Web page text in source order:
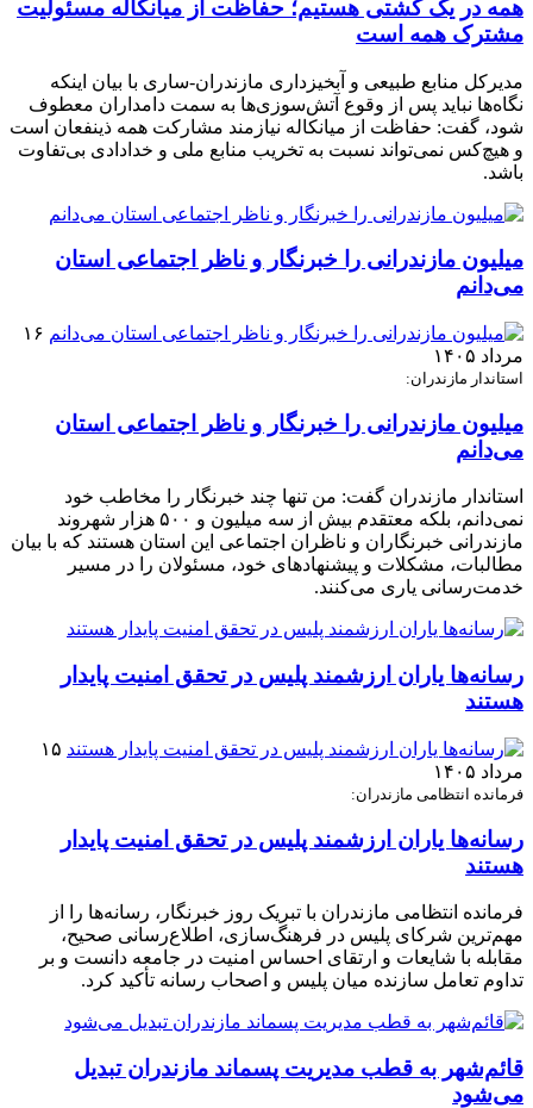
همه در یک کشتی هستیم؛ حفاظت از میانکاله مسئولیت
مشترک همه است
مدیرکل منابع طبیعی و آبخیزداری مازندران-ساری با بیان اینکه
نگاه‌ها نباید پس از وقوع آتش‌سوزی‌ها به سمت دامداران معطوف
شود، گفت: حفاظت از میانکاله نیازمند مشارکت همه ذینفعان است
و هیچ‌کس نمی‌تواند نسبت به تخریب منابع ملی و خدادادی بی‌تفاوت
باشد.
میلیون مازندرانی را خبرنگار و ناظر اجتماعی استان
می‌دانم
۱۶
مرداد ۱۴۰۵
استاندار مازندران:
میلیون مازندرانی را خبرنگار و ناظر اجتماعی استان
می‌دانم
استاندار مازندران گفت: من تنها چند خبرنگار را مخاطب خود
نمی‌دانم، بلکه معتقدم بیش از سه میلیون و ۵۰۰ هزار شهروند
مازندرانی خبرنگاران و ناظران اجتماعی این استان هستند که با بیان
مطالبات، مشکلات و پیشنهادهای خود، مسئولان را در مسیر
خدمت‌رسانی یاری می‌کنند.
رسانه‌ها یاران ارزشمند پلیس در تحقق امنیت پایدار
هستند
۱۵
مرداد ۱۴۰۵
فرمانده انتظامی مازندران:
رسانه‌ها یاران ارزشمند پلیس در تحقق امنیت پایدار
هستند
فرمانده انتظامی مازندران با تبریک روز خبرنگار، رسانه‌ها را از
مهم‌ترین شرکای پلیس در فرهنگ‌سازی، اطلاع‌رسانی صحیح،
مقابله با شایعات و ارتقای احساس امنیت در جامعه دانست و بر
تداوم تعامل سازنده میان پلیس و اصحاب رسانه تأکید کرد.
قائم‌شهر به قطب مدیریت پسماند مازندران تبدیل
می‌شود